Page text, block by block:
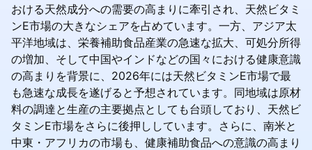
おける天然成分への需要の高まりに牽引され、天然ビタミ
ンE市場の大きなシェアを占めています。一方、アジア太
平洋地域は、栄養補助食品産業の急速な拡大、可処分所得
の増加、そして中国やインドなどの国々における健康意識
の高まりを背景に、2026年には天然ビタミンE市場で最
も急速な成長を遂げると予想されています。同地域は原材
料の調達と生産の主要拠点としても台頭しており、天然ビ
タミンE市場をさらに後押ししています。さらに、南米と
中東・アフリカの市場も、健康補助食品への意識の高まり